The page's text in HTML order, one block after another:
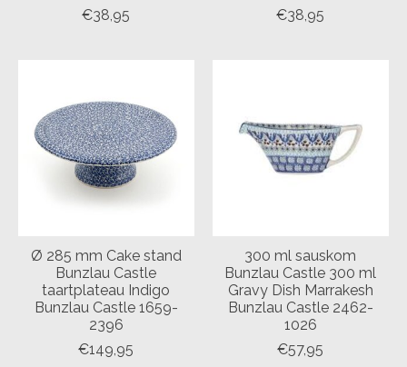
€38,95
€38,95
Ø 285 mm Cake stand
Bunzlau Castle
taartplateau Indigo
Bunzlau Castle 1659-
2396
€149,95
300 ml sauskom
Bunzlau Castle 300 ml
Gravy Dish Marrakesh
Bunzlau Castle 2462-
1026
€57,95